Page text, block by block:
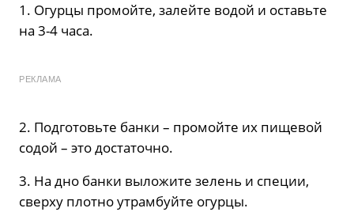
1. Огурцы промойте, залейте водой и оставьте
на 3-4 часа.
РЕКЛАМА
2. Подготовьте банки – промойте их пищевой
содой – это достаточно.
3. На дно банки выложите зелень и специи,
сверху плотно утрамбуйте огурцы.